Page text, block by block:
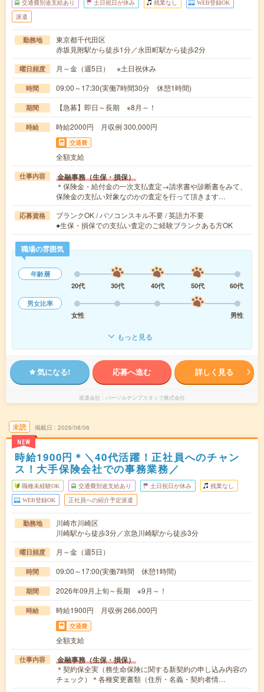
交通費別途支給あり 土日祝日が休み 残業なし WEB登録OK
派遣
勤務地
東京都千代田区
赤坂見附駅から徒歩1分／永田町駅から徒歩2分
曜日頻度 月～金（週5日） ※土日祝休み
時間 09:00～17:30(実働7時間30分 休憩1時間)
期間 【急募】即日～長期 ※8月～！
時給 時給2000円 月収例 300,000円
交通費
全額支給
仕事内容 金融事務（生保・損保）
＊保険金・給付金の一次支払査定→請求書や診断書をみて、
保険金の支払い対象なのかの査定を行って頂きます…
応募資格
ブランクOK / パソコンスキル不要 / 英語力不要
●生保・損保での支払い査定のご経験ブランクある方OK
職場の雰囲気
年齢層
20代
30代 40代 50代
60代
男女比率
女性
男性
もっと見る
気になる! 応募へ進む 詳しく見る
派遣会社 パーソルテンプスタッフ株式会社
未読
NEW
掲載日 2026/08/06
時給1900円＊＼40代活躍！正社員へのチャン
ス！大手保険会社での事務業務／
職種未経験OK 交通費別途支給あり 土日祝日が休み 残業なし
WEB登録OK 正社員への紹介予定派遣
勤務地
川崎市川崎区
川崎駅から徒歩3分／京急川崎駅から徒歩3分
曜日頻度 月～金（週5日）
時間 09:00～17:00(実働7時間 休憩1時間)
期間 2026年09月上旬～長期 ※9月～！
時給 時給1900円 月収例 266,000円
交通費
全額支給
仕事内容 金融事務（生保・損保）
＊契約保全実（務生命保険に関する新契約の申し込み内容の
チェック）＊各種変更書類（住所・名義・契約者情…